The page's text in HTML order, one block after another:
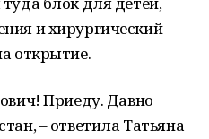
и хирургический
открытие.
Приеду. Давно
– ответила Татьяна